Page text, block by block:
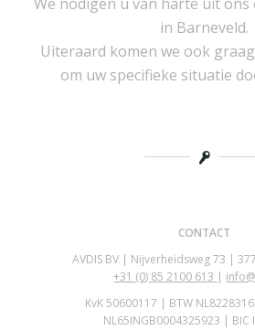
in Barneveld.
Uiteraard komen we ook
om uw specifieke situatie
CONTACT
AVDIS BV | Nijverheidsweg 73 |
+31 (0) 85 2100 613 |
KvK 50600117 | BTW
NL65INGB0004325923 | BIC